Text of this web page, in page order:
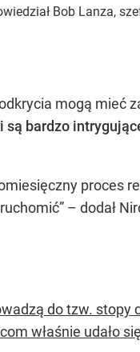
Bob Lanza,
mogą mieć
są bardzo
proces
– dodał
do tzw.
właśnie udało